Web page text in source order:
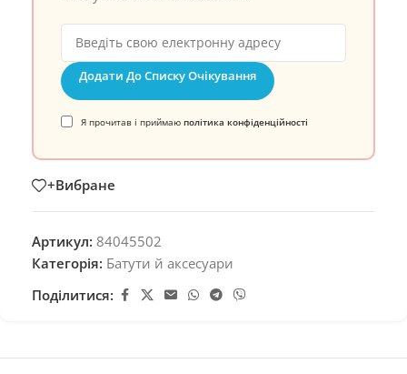
Додати До Списку Очікування
Я прочитав і приймаю політика конфіденційності
+Вибране
Артикул: 84045502
Категорія: Батути й аксесуари
Поділитися: